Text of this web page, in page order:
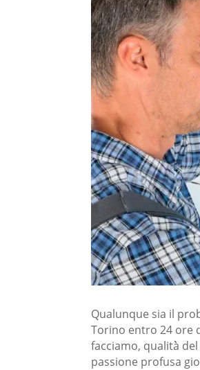
Qualunque sia il
Torino entro 24 ore
facciamo, qualità̀
passione profusa